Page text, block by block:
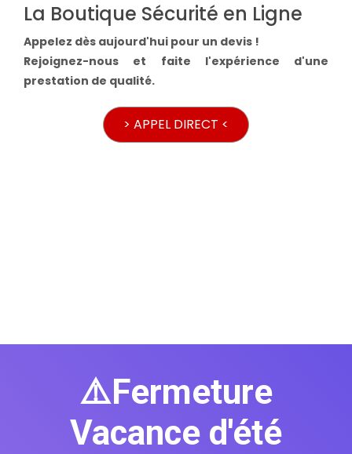
La Boutique Sécurité en Ligne
Appelez dès aujourd'hui pour un devis !
Rejoignez-nous et faite l'expérience d'une
prestation de qualité.
> APPEL DIRECT <
⚠️Fermeture
Vacance d'été